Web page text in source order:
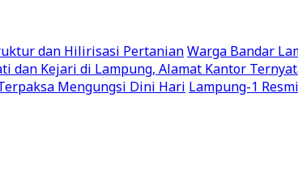
dan Hilirisasi PertanianWarga Bandar
Kejari di Lampung, Alamat Kantor
Mengungsi Dini Hari Lampung-1